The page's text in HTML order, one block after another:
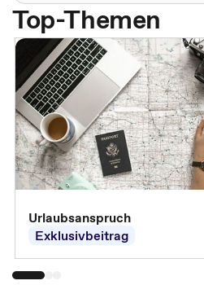
Top-Themen
Urlaubsanspruch
Exklusivbeitrag